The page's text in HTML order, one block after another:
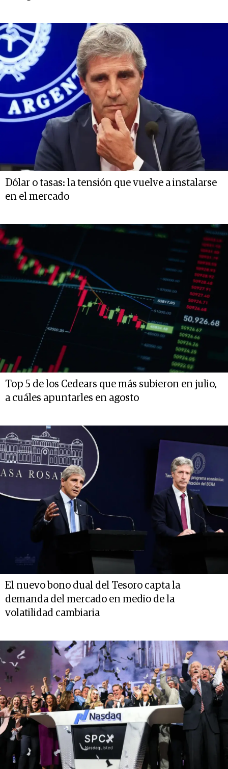
Dólar o tasas: la tensión que vuelve a instalarse
en el mercado
Top 5 de los Cedears que más subieron en julio,
a cuáles apuntarles en agosto
El nuevo bono dual del Tesoro capta la
demanda del mercado en medio de la
volatilidad cambiaria